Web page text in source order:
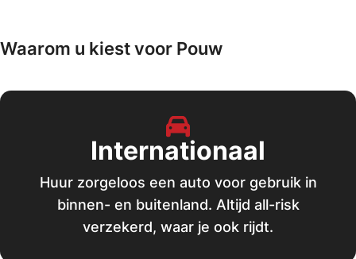
Waarom u kiest voor Pouw
Internationaal
Huur zorgeloos een auto voor gebruik in
binnen- en buitenland. Altijd all-risk
verzekerd, waar je ook rijdt.